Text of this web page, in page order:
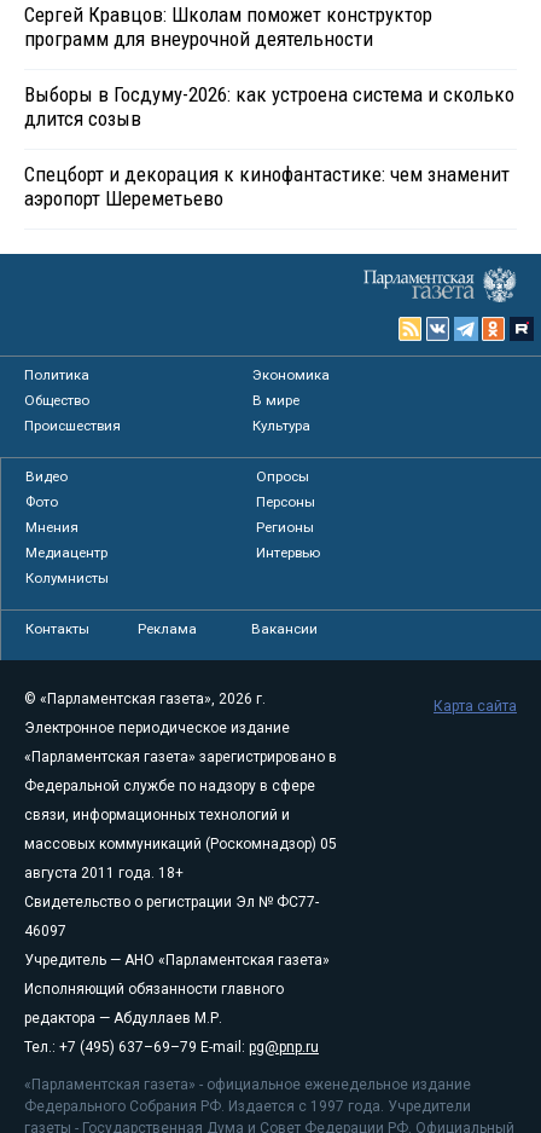
Сергей Кравцов: Школам поможет конструктор
программ для внеурочной деятельности
Выборы в Госдуму-2026: как устроена система и сколько
длится созыв
Спецборт и декорация к кинофантастике: чем знаменит
аэропорт Шереметьево
Политика
Экономика
Общество
В мире
Происшествия
Культура
Видео
Опросы
Фото
Персоны
Мнения
Регионы
Медиацентр
Интервью
Колумнисты
Контакты Реклама Вакансии
© «Парламентская газета», 2026 г.
Электронное периодическое издание
«Парламентская газета» зарегистрировано в
Федеральной службе по надзору в сфере
связи, информационных технологий и
массовых коммуникаций (Роскомнадзор) 05
августа 2011 года. 18+
Свидетельство о регистрации Эл № ФС77-
46097
Учредитель — АНО «Парламентская газета»
Исполняющий обязанности главного
редактора — Абдуллаев М.Р.
Тел.: +7 (495) 637–69–79 E-mail: pg@pnp.ru
«Парламентская газета» - официальное еженедельное издание
Федерального Собрания РФ. Издается с 1997 года. Учредители
газеты - Государственная Дума и Совет Федерации РФ. Официальный
Карта сайта